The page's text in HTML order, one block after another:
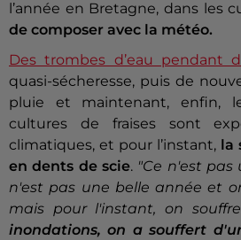
l’année en Bretagne, dans les
de composer avec la météo.
Des trombes d’eau pendant
quasi-sécheresse, puis de
pluie et maintenant, enfin,
cultures de fraises sont
climatiques, et pour l’instant, la
en dents de scie. "Ce n'est pas
n'est pas une belle année et
mais pour l'instant, on
inondations, on a souffert